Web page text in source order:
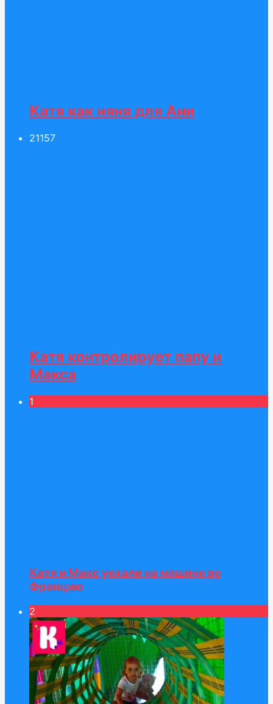
Катя как няня для Ани
21157
Катя контролирует папу и
Макса
1
Катя и Макс уехали на машине во
Францию
2